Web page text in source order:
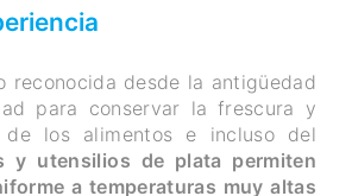
reconocida desde la antigüedad
para conservar la frescura y
de los alimentos e incluso del
y utensilios de plata permiten
a temperaturas muy altas